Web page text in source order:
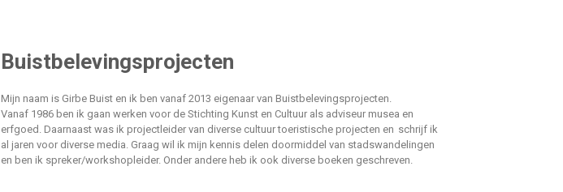
Buistbelevingsprojecten
Mijn naam is Girbe Buist en ik ben vanaf 2013 eigenaar van Buistbelevingsprojecten
Vanaf 1986 ben ik gaan werken voor de Stichting Kunst en Cultuur als adviseur musea en
erfgoed. Daarnaast was ik projectleider van diverse cultuur toeristische projecten en schrijf ik
al jaren voor diverse media. Graag wil ik mijn kennis delen doormiddel van stadswandelingen
en ben ik spreker/workshopleider. Onder andere heb ik ook diverse boeken geschreven.